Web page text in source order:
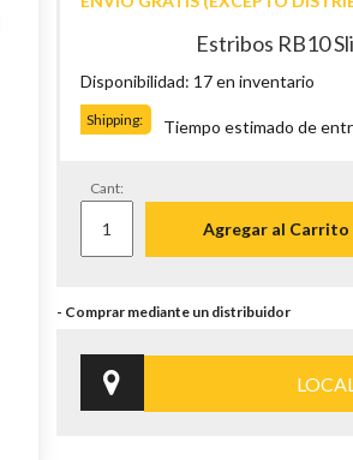
Estribos RB10
Disponibilidad: 17 en inventario
Shipping: Tiempo estimado de
Cant:
Agregar al Carrito